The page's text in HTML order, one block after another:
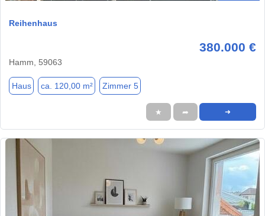
Reihenhaus
380.000 €
Hamm, 59063
Haus ca. 120,00 m² Zimmer 5
★ ➦ ➜